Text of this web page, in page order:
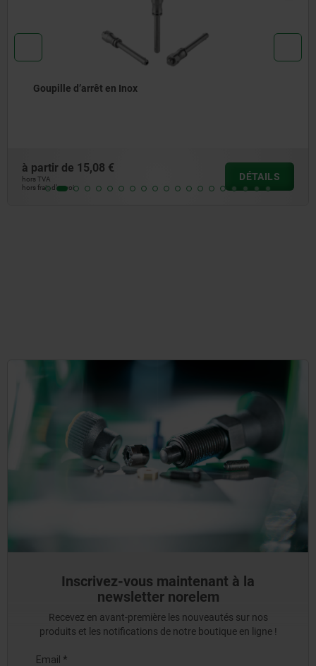
en Inox
€ à partir de
hors TVA
hors frais d’envoi
Inscrivez-vous maintenant à la
newsletter norelem
Recevez en avant-première les nouveautés sur nos
produits et les notifications de notre boutique en ligne !